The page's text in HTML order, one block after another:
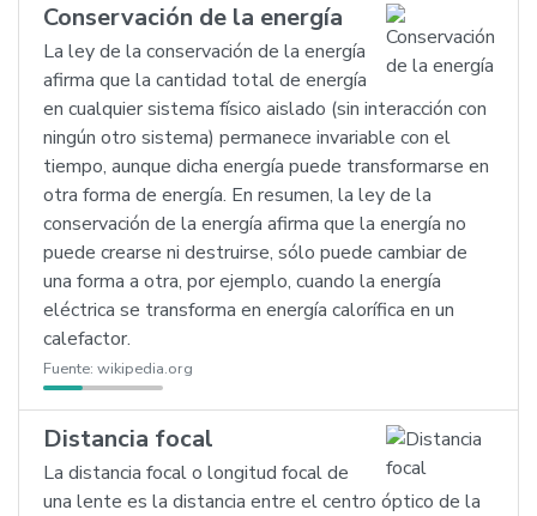
Conservación de la energía
La ley de la conservación de la energía
afirma que la cantidad total de energía
en cualquier sistema físico aislado (sin interacción con
ningún otro sistema) permanece invariable con el
tiempo, aunque dicha energía puede transformarse en
otra forma de energía. En resumen, la ley de la
conservación de la energía afirma que la energía no
puede crearse ni destruirse, sólo puede cambiar de
una forma a otra, por ejemplo, cuando la energía
eléctrica se transforma en energía calorífica en un
calefactor.
Fuente: wikipedia.org
Distancia focal
La distancia focal o longitud focal de
una lente es la distancia entre el centro óptico de la